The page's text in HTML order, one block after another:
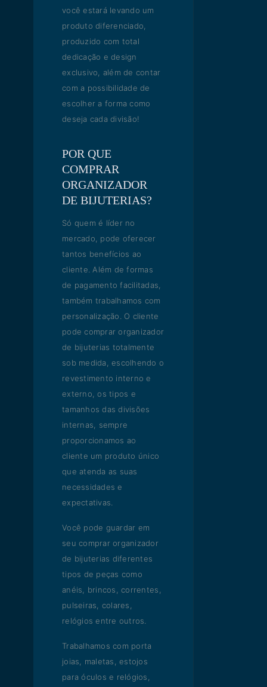
você estará levando um
produto diferenciado,
produzido com total
dedicação e design
exclusivo, além de contar
com a possibilidade de
escolher a forma como
deseja cada divisão!
POR QUE
COMPRAR
ORGANIZADOR
DE BIJUTERIAS?
Só quem é líder no
mercado, pode oferecer
tantos benefícios ao
cliente. Além de formas
de pagamento facilitadas,
também trabalhamos com
personalização. O cliente
pode comprar organizador
de bijuterias totalmente
sob medida, escolhendo o
revestimento interno e
externo, os tipos e
tamanhos das divisões
internas, sempre
proporcionamos ao
cliente um produto único
que atenda as suas
necessidades e
expectativas.
Você pode guardar em
seu comprar organizador
de bijuterias diferentes
tipos de peças como
anéis, brincos, correntes,
pulseiras, colares,
relógios entre outros.
Trabalhamos com porta
joias, maletas, estojos
para óculos e relógios,